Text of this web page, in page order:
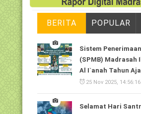
BERITA POPULAR
Sistem
(SPMB) Madrasah
Al I`anah Tahun
25 Nov 2025,
Selamat Hari